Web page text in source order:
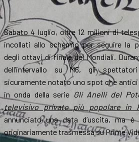
Sabato 4 luglio, oltre 12 milioni di
incollati allo schermo per seguire la
degli ottavi di finale dei Mondiali.
dell’intervallo su M6, gli
sicuramente notato uno spot che
in onda della serie Gli Anelli del
televisivo privato più popolare in
annunciato una data d’uscita, ma
originariamente trasmessa su Prime